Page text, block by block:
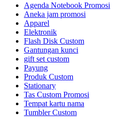
Agenda Notebook Promosi
Aneka jam promosi
Apparel
Elektronik
Flash Disk Custom
Gantungan kunci
gift set custom
Payung
Produk Custom
Stationary
Tas Custom Promosi
Tempat kartu nama
Tumbler Custom